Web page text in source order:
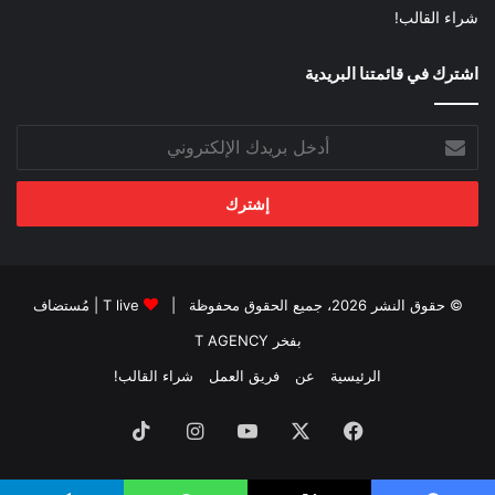
شراء القالب!
اشترك في قائمتنا البريدية
بريدك
الإلكتروني
© حقوق النشر 2026، جميع الحقوق محفوظة | T live | مُستضاف
بفخر T AGENCY
الرئيسية
عن فريق العمل شراء القالب!
فيسبوك ‫YouTubeانستقرام